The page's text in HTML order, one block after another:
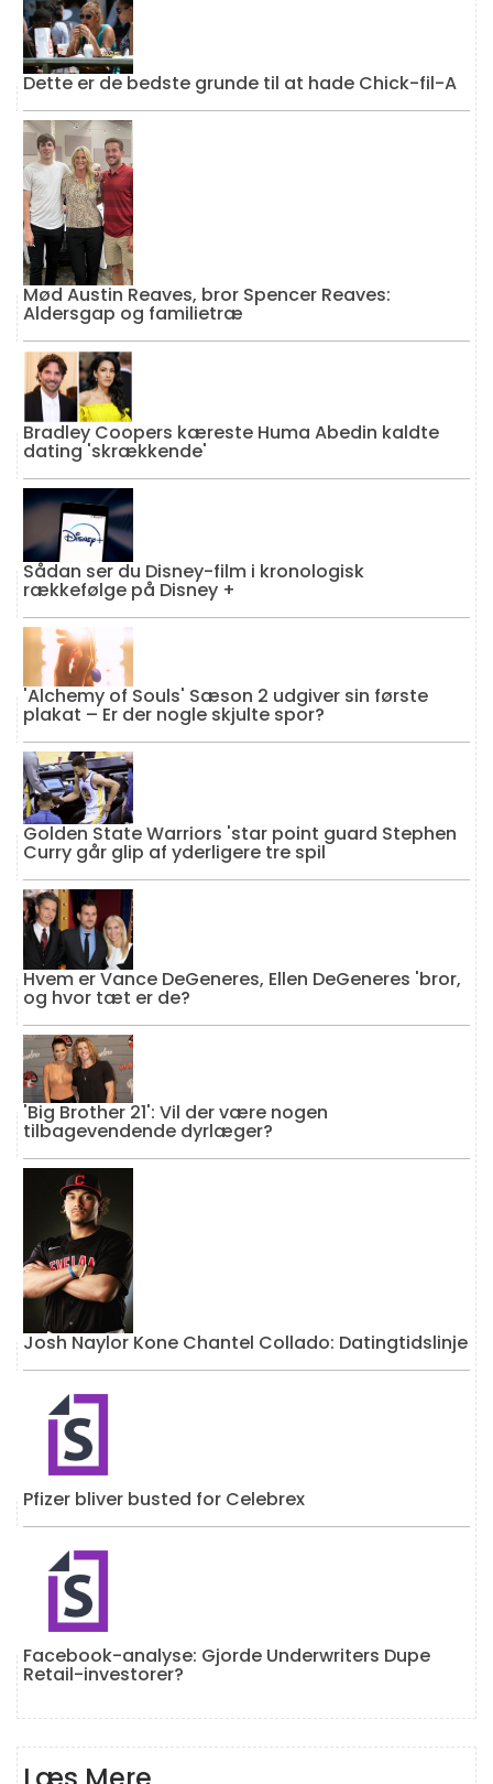
Dette er de bedste grunde til at hade Chick-fil-A
Mød Austin Reaves, bror Spencer Reaves:
Aldersgap og familietræ
Bradley Coopers kæreste Huma Abedin kaldte
dating 'skrækkende'
Sådan ser du Disney-film i kronologisk
rækkefølge på Disney +
'Alchemy of Souls' Sæson 2 udgiver sin første
plakat – Er der nogle skjulte spor?
Golden State Warriors 'star point guard Stephen
Curry går glip af yderligere tre spil
Hvem er Vance DeGeneres, Ellen DeGeneres 'bror,
og hvor tæt er de?
'Big Brother 21': Vil der være nogen
tilbagevendende dyrlæger?
Josh Naylor Kone Chantel Collado: Datingtidslinje
Pfizer bliver busted for Celebrex
Facebook-analyse: Gjorde Underwriters Dupe
Retail-investorer?